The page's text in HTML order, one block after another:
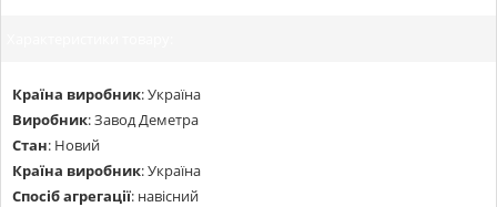
Країна виробник:Україна
Виробник:Завод Деметра
Стан: Новий
Країна виробник:Україна
Спосіб агрегації: навісний